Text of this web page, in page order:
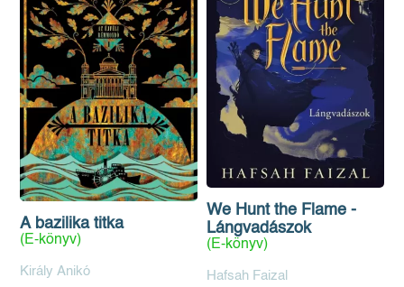
A bazilika titka
(E-könyv)
Király Anikó
We Hunt the Flame -
Lángvadászok
(E-könyv)
Hafsah Faizal